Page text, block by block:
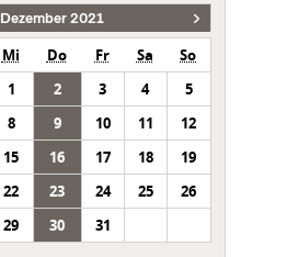
Dezember 2021
Mi Do Fr Sa
So
1
2 3 4
5
8 9 10 11
12
15 16 17 18
19
22 23 24 25
26
29 30 31